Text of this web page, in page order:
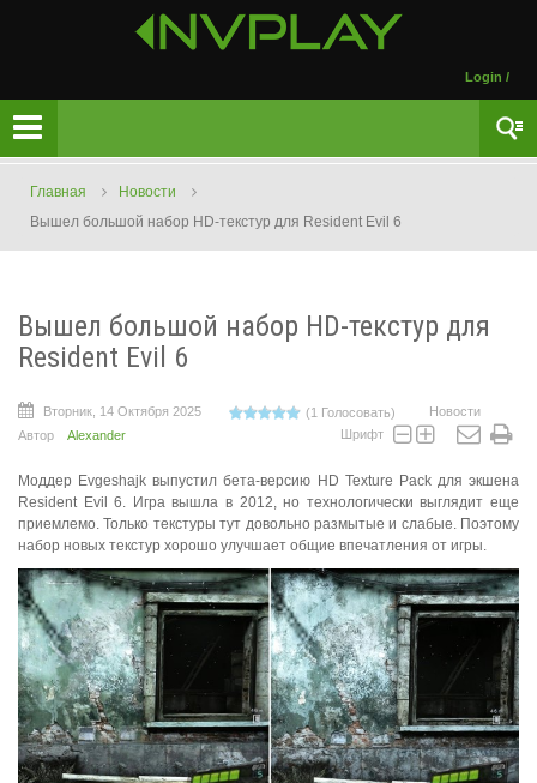
Login /
Главная
Новости
Вышел большой набор HD-текстур для Resident Evil 6
Вышел большой набор HD-текстур для
Resident Evil 6
Вторник, 14 Октября 2025 (1 Голосовать)
Новости
Автор
Alexander Шрифт
Моддер Evgeshajk выпустил бета-версию HD Texture Pack для экшена
Resident Evil 6. Игра вышла в 2012, но технологически выглядит еще
приемлемо. Только текстуры тут довольно размытые и слабые. Поэтому
набор новых текстур хорошо улучшает общие впечатления от игры.